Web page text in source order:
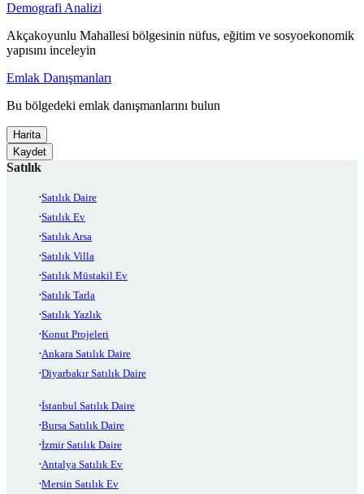
Demografi Analizi
Akçakoyunlu Mahallesi bölgesinin nüfus, eğitim ve sosyoekonomik
yapısını inceleyin
Emlak Danışmanları
Bu bölgedeki emlak danışmanlarını bulun
Harita
Kaydet
Satılık
Satılık Daire
Satılık Ev
Satılık Arsa
Satılık Villa
Satılık Müstakil Ev
Satılık Tarla
Satılık Yazlık
Konut Projeleri
Ankara Satılık Daire
Diyarbakır Satılık Daire
İstanbul Satılık Daire
Bursa Satılık Daire
İzmir Satılık Daire
Antalya Satılık Ev
Mersin Satılık Ev